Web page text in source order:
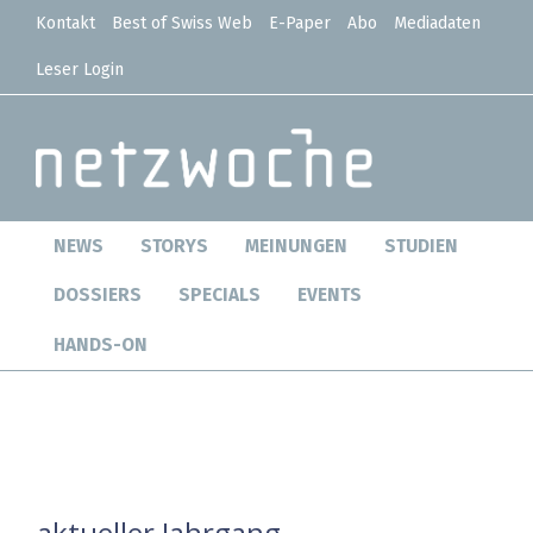
Kontakt Best of Swiss Web E-Paper Abo Mediadaten
Leser Login
NEWS STORYS MEINUNGEN STUDIEN
DOSSIERS SPECIALS EVENTS
HANDS-ON